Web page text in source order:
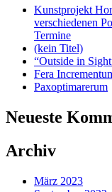
Kunstprojekt
verschiedenen
Termine
(kein Titel)
“Outside in
Fera
Paxoptimarerum
Neueste
Archiv
März 2023